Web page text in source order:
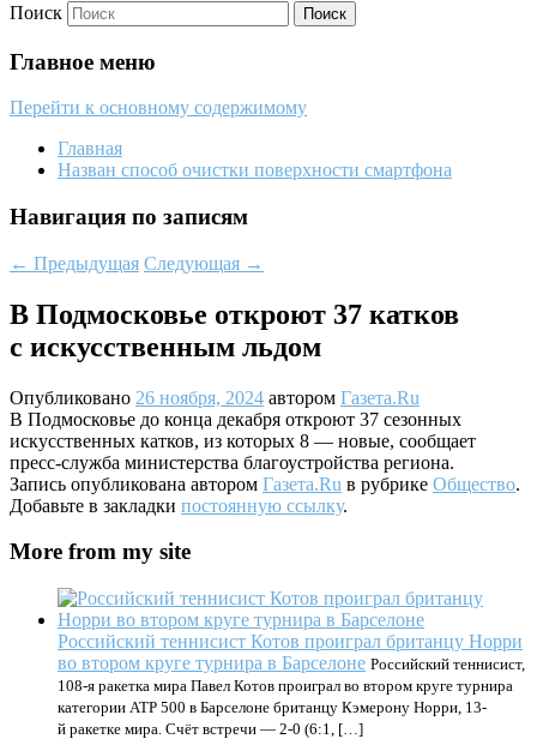
Поиск
Главное меню
Перейти к основному содержимому
Главная
Назван способ очистки поверхности смартфона
Навигация по записям
← Предыдущая Следующая →
В Подмосковье откроют 37 катков
с искусственным льдом
Опубликовано 26 ноября, 2024 автором Газета.Ru
В Подмосковье до конца декабря откроют 37 сезонных
искусственных катков, из которых 8 — новые, сообщает
пресс-служба министерства благоустройства региона.
Запись опубликована автором Газета.Ru в рубрике Общество.
Добавьте в закладки постоянную ссылку.
More from my site
Российский теннисист Котов проиграл британцу Норри
во втором круге турнира в Барселоне Российский теннисист,
108-я ракетка мира Павел Котов проиграл во втором круге турнира
категории ATP 500 в Барселоне британцу Кэмерону Норри, 13-
й ракетке мира. Счёт встречи — 2-0 (6:1, […]